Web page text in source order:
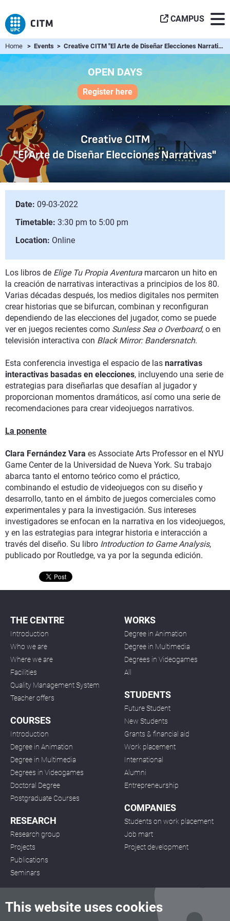
This website uses cookies
CAMPUS
Home > Events > Creative CITM "El Arte de Diseñar Elecciones Narrativas"
OPEN DAYS
Register here
Creative CITM
"El Arte de Diseñar Elecciones Narrativas"
Date: 09-03-2022
Timetable: 3:30 pm to 5:00 pm
Location: Online
Los libros de Elige Tu Propia Aventura marcaron un hito en
la creación de narrativas interactivas a principios de los 80.
Varias décadas después, los medios digitales nos permiten
crear historias que se bifurcan, combinan y reconfiguran
dependiendo de las elecciones del jugador, como se puede
ver en juegos recientes como Sunless Sea o Overboard, o en
televisión interactiva con Black Mirror: Bandersnatch.
Esta conferencia investiga el espacio de las narrativas
interactivas basadas en elecciones, incluyendo una serie de
estrategias para diseñarlas que desafían al jugador y
proporcionan momentos dramáticos, así como una serie de
recomendaciones para crear videojuegos narrativos.
La ponente
Clara Fernández Vara es Associate Arts Professor en el NYU
Game Center de la Universidad de Nueva York. Su trabajo
abarca tanto el entorno teórico como el práctico,
combinando el estudio de videojuegos con su diseño y
desarrollo, tanto en el ámbito de juegos comerciales como
experimentales y para la investigación. Sus intereses
investigadores se enfocan en la narrativa en los videojuegos,
y en las estrategias para integrar historia e interacción a
través del diseño. Su libro Introduction to Game Analysis,
publicado por Routledge, va ya por la segunda edición.
THE CENTRE
Introduction
Who we are
Where we are
Facilities
Quality Management System
Teacher offers
COURSES
Introduction
Degree in Animation
Degree in Multimedia
Degrees in Videogames
Doctoral Degree
Postgraduate Courses
RESEARCH
Research group
Projects
Publications
Seminars
WORKS
Degree in Animation
Degree in Multimedia
Degrees in Videogames
All
STUDENTS
Future Student
New Students
Grants & financial aid
Work placement
International
Alumni
Entrepreneurship
COMPANIES
Students on work placement
Job mart
Project development